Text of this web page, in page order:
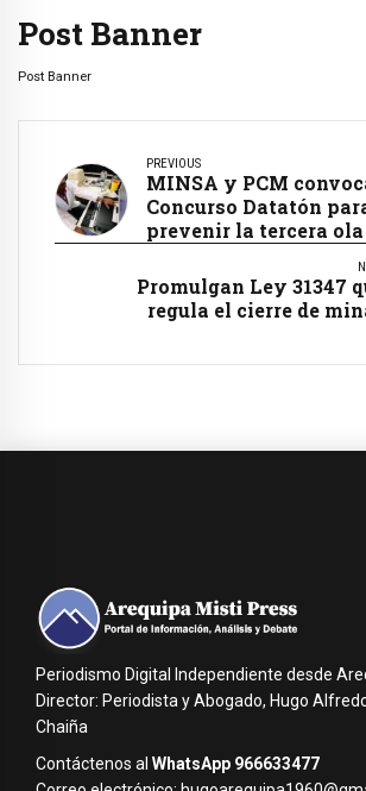
Post Banner
Post Banner
PREVIOUS
MINSA y PCM
Concurso Datatón
prevenir la tercera ola
Promulgan Ley 31347
regula el cierre de
Periodismo Digital Independiente desde
Director: Periodista y Abogado, Hugo
Chaiña
Contáctenos al WhatsApp 966633477